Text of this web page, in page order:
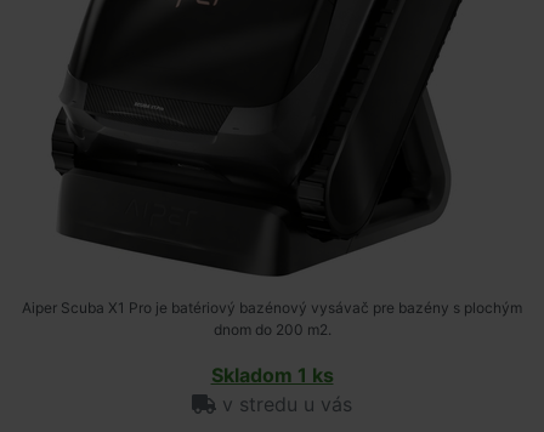
Aiper Scuba X1 Pro je batériový bazénový vysávač pre bazény s plochým
dnom do 200 m2.
Skladom 1 ks
v stredu u vás